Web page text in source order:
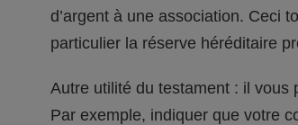
d’argent à une association. Ceci
particulier la réserve héréditaire
Autre utilité du testament : il vous
Par exemple, indiquer que votre